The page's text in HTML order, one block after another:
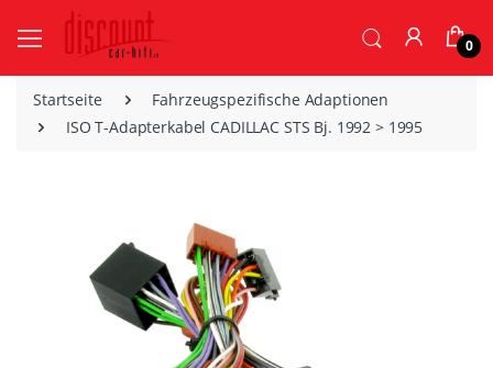
0
Startseite
Fahrzeugspezifische Adaptionen
ISO T-Adapterkabel CADILLAC STS Bj. 1992 > 1995